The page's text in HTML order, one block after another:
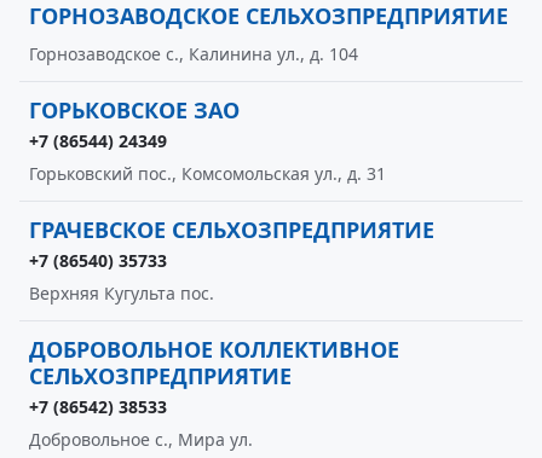
ГОРНОЗАВОДСКОЕ СЕЛЬХОЗПРЕДПРИЯТИЕ
Горнозаводское с., Калинина ул., д. 104
ГОРЬКОВСКОЕ ЗАО
+7 (86544) 24349
Горьковский пос., Комсомольская ул., д. 31
ГРАЧЕВСКОЕ СЕЛЬХОЗПРЕДПРИЯТИЕ
+7 (86540) 35733
Верхняя Кугульта пос.
ДОБРОВОЛЬНОЕ КОЛЛЕКТИВНОЕ
СЕЛЬХОЗПРЕДПРИЯТИЕ
+7 (86542) 38533
Добровольное с., Мира ул.